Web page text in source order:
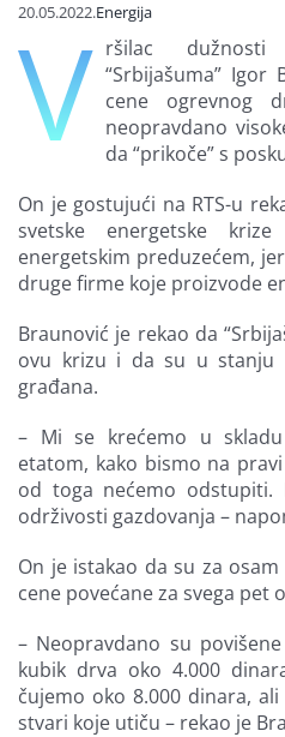
Finansiranje
O nama
20.05.2022.Energija
V ršilac dužnosti
“Srbijašuma”
cene ogrevnog
neopravdano
da “prikoče” s
On je gostujući na RTS-u
svetske energetske krize
energetskim preduzećem,
druge firme koje proizvode
Braunović je rekao da
ovu krizu i da su u stanju
građana.
– Mi se krećemo u
etatom, kako bismo na
od toga nećemo
održivosti gazdovanja –
On je istakao da su za
cene povećane za svega pet
– Neopravdano su
kubik drva oko 4.000
čujemo oko 8.000 dinara,
stvari koje utiču – rekao je